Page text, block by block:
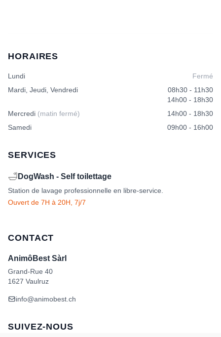
HORAIRES
Lundi
Fermé
Mardi, Jeudi, Vendredi
08h30 - 11h30
14h00 - 18h30
Mercredi (matin fermé)
14h00 - 18h30
Samedi
09h00 - 16h00
SERVICES
🛁 DogWash - Self toilettage
Station de lavage professionnelle en libre-service.
Ouvert de 7H à 20H, 7j/7
CONTACT
AnimôBest Sàrl
Grand-Rue 40
1627 Vaulruz
info@animobest.ch
SUIVEZ-NOUS